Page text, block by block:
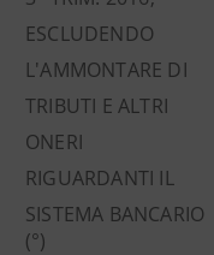
ESCLUDENDO
L'AMMONTARE DI
TRIBUTI E ALTRI
ONERI
RIGUARDANTI IL
SISTEMA BANCARIO
(°)